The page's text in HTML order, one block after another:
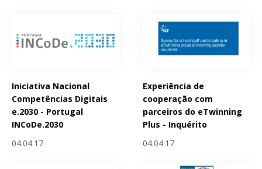
Iniciativa Nacional
Competências Digitais
e.2030 - Portugal
INCoDe.2030
04.04.17
Experiência de
cooperação com
parceiros do eTwinning
Plus - Inquérito
04.04.17